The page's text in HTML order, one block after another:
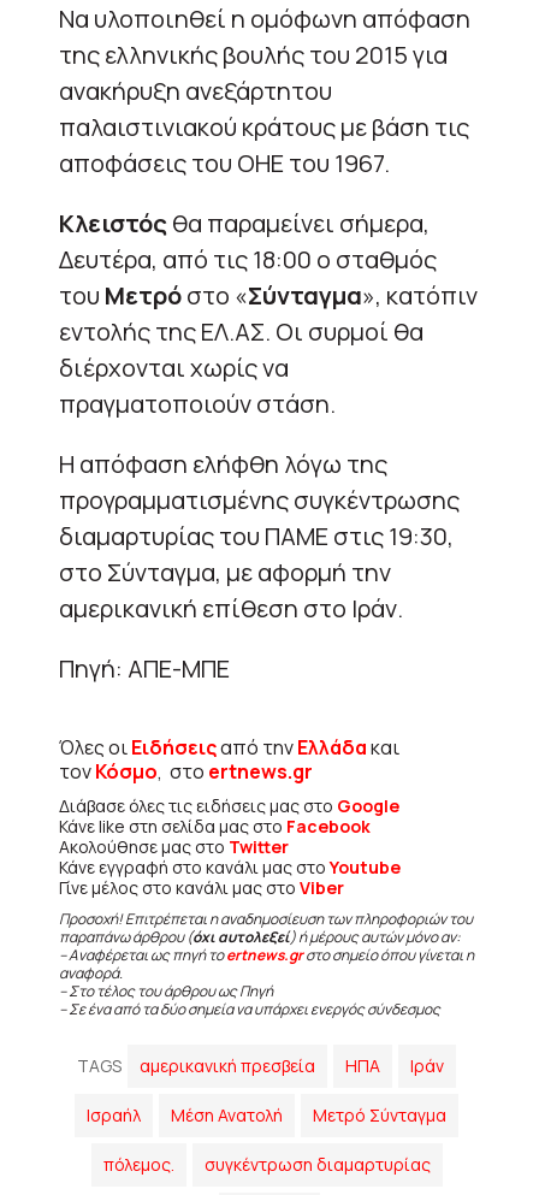
Να υλοποιηθεί η ομόφωνη απόφαση
της ελληνικής βουλής του 2015 για
ανακήρυξη ανεξάρτητου
παλαιστινιακού κράτους με βάση τις
αποφάσεις του ΟΗΕ του 1967.
Κλειστόςθα παραμείνει σήμερα,
Δευτέρα, από τις 18:00 ο σταθμός
του Μετρόστο «Σύνταγμα», κατόπιν
εντολής της ΕΛ.ΑΣ. Οι συρμοί θα
διέρχονται χωρίς να
πραγματοποιούν στάση.
Η απόφαση ελήφθη λόγω της
προγραμματισμένης συγκέντρωσης
διαμαρτυρίας του ΠΑΜΕ στις 19:30,
στο Σύνταγμα, με αφορμή την
αμερικανική επίθεση στο Ιράν.
Πηγή: ΑΠΕ-ΜΠΕ
Όλες οιΕιδήσειςαπό τηνΕλλάδακαι
τονΚόσμο, στο ertnews.gr
Διάβασε όλες τις ειδήσεις μας στο Google
Κάνε like στη σελίδα μας στο Facebook
Ακολούθησε μας στο Twitter
Κάνε εγγραφή στο κανάλι μας στοYoutube
Γίνε μέλος στο κανάλι μας στο Viber
Προσοχή! Επιτρέπεται η αναδημοσίευση των πληροφοριών του
παραπάνω άρθρου (όχι αυτολεξεί) ή μέρους αυτών μόνο αν:
– Αναφέρεται ως πηγή τοertnews.grστο σημείο όπου γίνεται η
αναφορά.
– Στο τέλος του άρθρου ως Πηγή
– Σε ένα από τα δύο σημεία να υπάρχει ενεργός σύνδεσμος
TAGS αμερικανική πρεσβεία ΗΠΑ Ιράν
Ισραήλ Μέση Ανατολή Μετρό Σύνταγμα
πόλεμος. συγκέντρωση διαμαρτυρίας